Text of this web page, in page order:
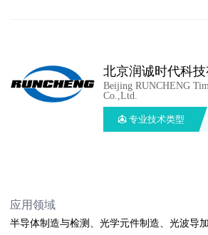
北京润诚时代科技
Beijing RUNCHENG
Co.,Ltd.
专业技术类型
应用领域
半导体制造与检测、光学元件制造、光波导